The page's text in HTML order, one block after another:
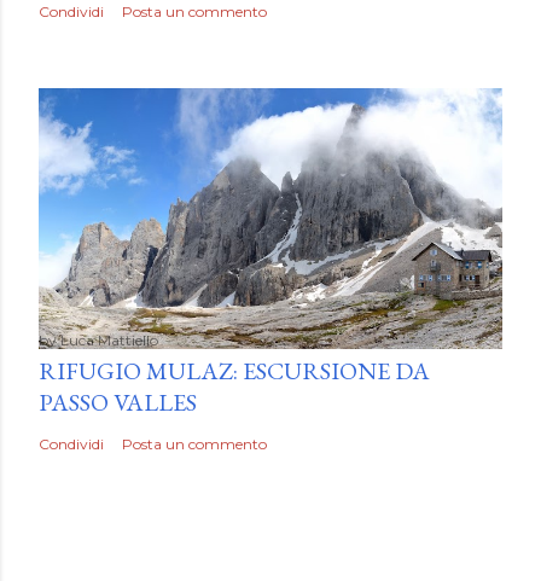
Condividi Posta un commento
byLuca Mattiello
RIFUGIO MULAZ: ESCURSIONE DA
PASSO VALLES
Condividi Posta un commento